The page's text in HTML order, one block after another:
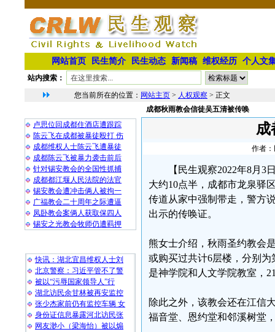
网站首页 民生简介 民生动态 新闻稿 维权经历 个人文
站内搜索：
您当前所在的位置： 网站主页 > 人权观察 > 正文
卢思位回成都住酒店遭跟踪
陈云飞在成都被暴徒殴打 伤
成都维权人士陈云飞遭暴徒
成都陈云飞被暴力袭击前后
针对锡安教会的全国性抓捕
成都都江堰人民法院的法官
锡安教会遭冲击俩人被拘一
广福教会二十周年之际遭逼
凤卧教会案俩人获取保四人
锡安之光教会牧师仍遭羁押
快讯：湖北宜昌维权人士刘
北京警察：习近平管不了警
被以“污辱国家领导人”行
湖北访民余甘林被再安监控
张少杰家前仍有监控车辆 女
身份证信息暴露河北访民张
网友渺小（梁海怡）被以煽
成都秋雨教会信徒吴五清被传唤
成
作者：
【民生观察2022年8月
大约10点半，成都市龙泉驿
传道从家中强制带走，警方
出示的传唤证。
熊女士介绍，秋雨圣约教会
或购买过共计6层楼，分别为
是神学院和人文学院教室，
除此之外，该教会还在江信
福音堂、恩约堂和邻溪树堂